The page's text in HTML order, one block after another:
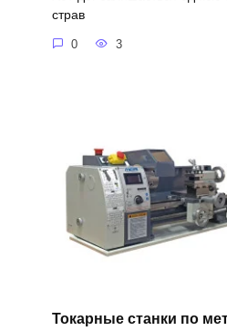
страв
0 3
Токарные станки по